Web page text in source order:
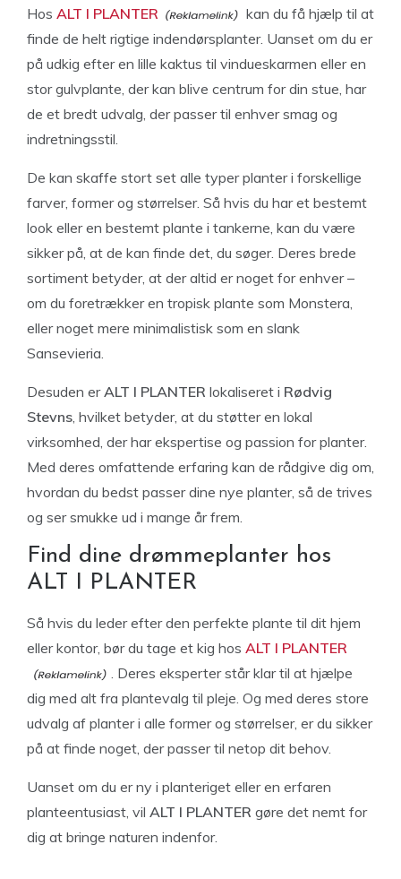
Hos ALT I PLANTER
kan du få hjælp til at
finde de helt rigtige indendørsplanter. Uanset om du er
på udkig efter en lille kaktus til vindueskarmen eller en
stor gulvplante, der kan blive centrum for din stue, har
de et bredt udvalg, der passer til enhver smag og
indretningsstil.
De kan skaffe stort set alle typer planter i forskellige
farver, former og størrelser. Så hvis du har et bestemt
look eller en bestemt plante i tankerne, kan du være
sikker på, at de kan finde det, du søger. Deres brede
sortiment betyder, at der altid er noget for enhver –
om du foretrækker en tropisk plante som Monstera,
eller noget mere minimalistisk som en slank
Sansevieria.
Desuden erALT I PLANTER lokaliseret i Rødvig
Stevns, hvilket betyder, at du støtter en lokal
virksomhed, der har ekspertise og passion for planter.
Med deres omfattende erfaring kan de rådgive dig om,
hvordan du bedst passer dine nye planter, så de trives
og ser smukke ud i mange år frem.
Find dine drømmeplanter hos
ALT I PLANTER
Så hvis du leder efter den perfekte plante til dit hjem
eller kontor, bør du tage et kig hos ALT I PLANTER
. Deres eksperter står klar til at hjælpe
dig med alt fra plantevalg til pleje. Og med deres store
udvalg af planter i alle former og størrelser, er du sikker
på at finde noget, der passer til netop dit behov.
Uanset om du er ny i planteriget eller en erfaren
planteentusiast, vil ALT I PLANTER gøre det nemt for
dig at bringe naturen indenfor.